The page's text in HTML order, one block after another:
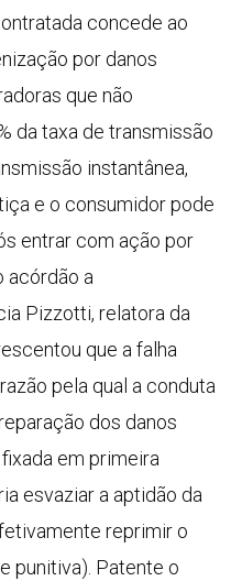
concede ao
por danos
que não
da taxa de transmissão
instantânea,
e o consumidor pode
entrar com ação por
acórdão a
Pizzotti, relatora da
que a falha
pela qual a conduta
dos danos
em primeira
esvaziar a aptidão da
reprimir o
punitiva). Patente o